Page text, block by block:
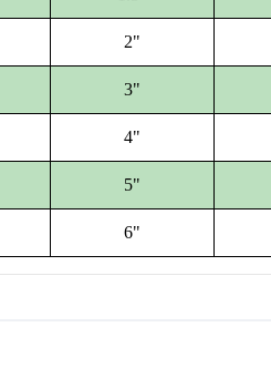
2"
3"
4"
5"
6"